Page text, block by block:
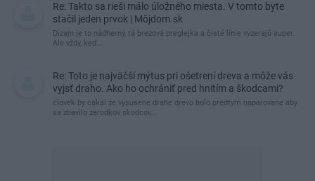
Re: Takto sa rieši málo úložného miesta. V tomto byte
stačil jeden prvok | Môjdom.sk
Dizajn je to nádherný, tá brezová preglejka a čisté línie vyzerajú super.
Ale vždy, keď…
Re: Toto je najväčší mýtus pri ošetrení dreva a môže vás
vyjsť draho. Ako ho ochrániť pred hnitím a škodcami?
clovek by cakal ze vysusene drahe drevo bolo predtym naparovane aby
sa zbavilo zarodkov skodcov...